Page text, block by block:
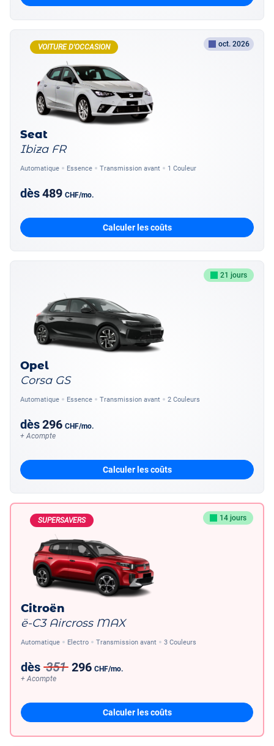
VOITURE D'OCCASION oct. 2026
Seat
Ibiza FR
Automatique Essence Transmission avant 1 Couleur
dès489 CHF/mo.
Calculer les coûts
21 jours
Opel
Corsa GS
Automatique Essence Transmission avant 2 Couleurs
dès296 CHF/mo.
+ Acompte
Calculer les coûts
SUPERSAVERS 14 jours
Citroën
ë-C3 Aircross MAX
Automatique Electro Transmission avant 3 Couleurs
dès 351 296 CHF/mo.
+ Acompte
Calculer les coûts